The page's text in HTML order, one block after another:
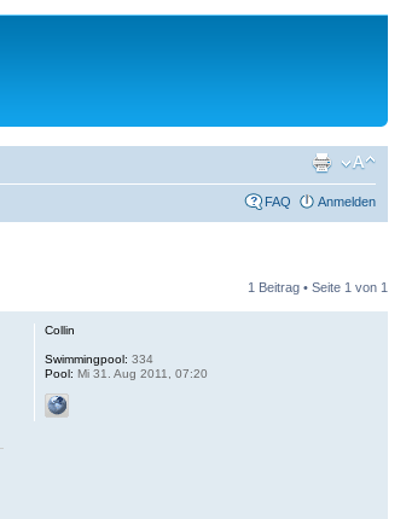
FAQ Anmelden
1 Beitrag • Seite 1 von 1
Collin
Swimmingpool: 334
Pool: Mi 31. Aug 2011, 07:20